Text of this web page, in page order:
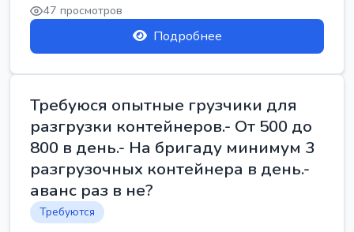
47 просмотров
Подробнее
Требуюся опытные грузчики для
разгрузки контейнеров.- От 500 до
800 в день.- На бригаду минимум 3
разгрузочных контейнера в день.-
аванс раз в не?
Требуются